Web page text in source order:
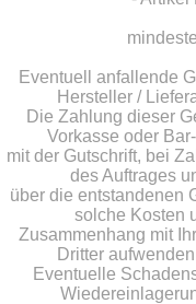
Eventuell anfallende
Hersteller /
Die Zahlung dieser
Vorkasse oder
mit der Gutschrift, bei
des Auftrages
über die entstandenen
solche Kosten
Zusammenhang mit
Dritter
Eventuelle